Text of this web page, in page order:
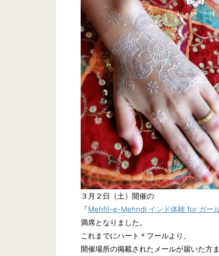
３月２日（土）開催の
「Mehfil-e-Mehndi インド体験 for ガー
満席となりました。
これまでにハート＊フールより、
開催場所の掲載されたメールが届いた方